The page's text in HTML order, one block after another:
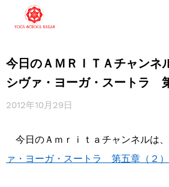
今日のＡＭＲＩＴＡチャン
シヴァ・ヨーガ・スートラ
2012年10月29日
今日のＡｍｒｉｔａチャンネルは、
ァ・ヨーガ・スートラ 第五章（２）